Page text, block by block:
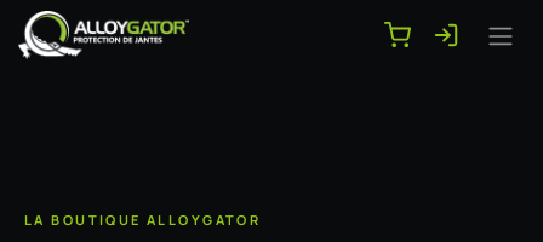
Se rendre au contenu
LA BOUTIQUE ALLOYGATOR